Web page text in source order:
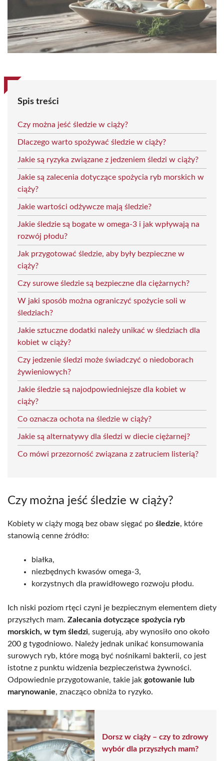
Spis treści
Czy można jeść śledzie w ciąży?
Dlaczego warto spożywać śledzie w ciąży?
Jakie są ryzyka związane z jedzeniem śledzi w ciąży?
Jakie są zalecenia dotyczące spożycia ryb morskich w
ciąży?
Jakie wartości odżywcze mają śledzie?
Jakie śledzie są bogate w omega-3 i jak wpływają na
rozwój płodu?
Jak przygotować śledzie, aby były bezpieczne w
ciąży?
Czy surowe śledzie są bezpieczne dla ciężarnych?
W jaki sposób można ograniczyć spożycie soli w
śledziach?
Jakie sztuczne dodatki należy unikać w śledziach dla
kobiet w ciąży?
Czy jedzenie śledzi może świadczyć o niedoborach
żywieniowych?
Jakie śledzie są najodpowiedniejsze dla kobiet w
ciąży?
Co oznacza ochota na śledzie w ciąży?
Jakie są alternatywy dla śledzi w diecie ciężarnej?
Co mówi przezorność związana z zatruciem listerią?
Czy można jeść śledzie w ciąży?
Kobiety w ciąży mogą bez obaw sięgać po śledzie, które
stanowią cenne źródło:
białka,
niezbędnych kwasów omega-3,
korzystnych dla prawidłowego rozwoju płodu.
Ich niski poziom rtęci czyni je bezpiecznym elementem diety
przyszłych mam. Zalecania dotyczące spożycia ryb
morskich, w tym śledzi, sugerują, aby wynosiło ono około
200 g tygodniowo. Należy jednak unikać konsumowania
surowych ryb, które mogą być nośnikami bakterii, co jest
istotne z punktu widzenia bezpieczeństwa żywności.
Odpowiednie przygotowanie, takie jak gotowanie lub
marynowanie, znacząco obniża to ryzyko.
Dorsz w ciąży – czy to zdrowy
wybór dla przyszłych mam?